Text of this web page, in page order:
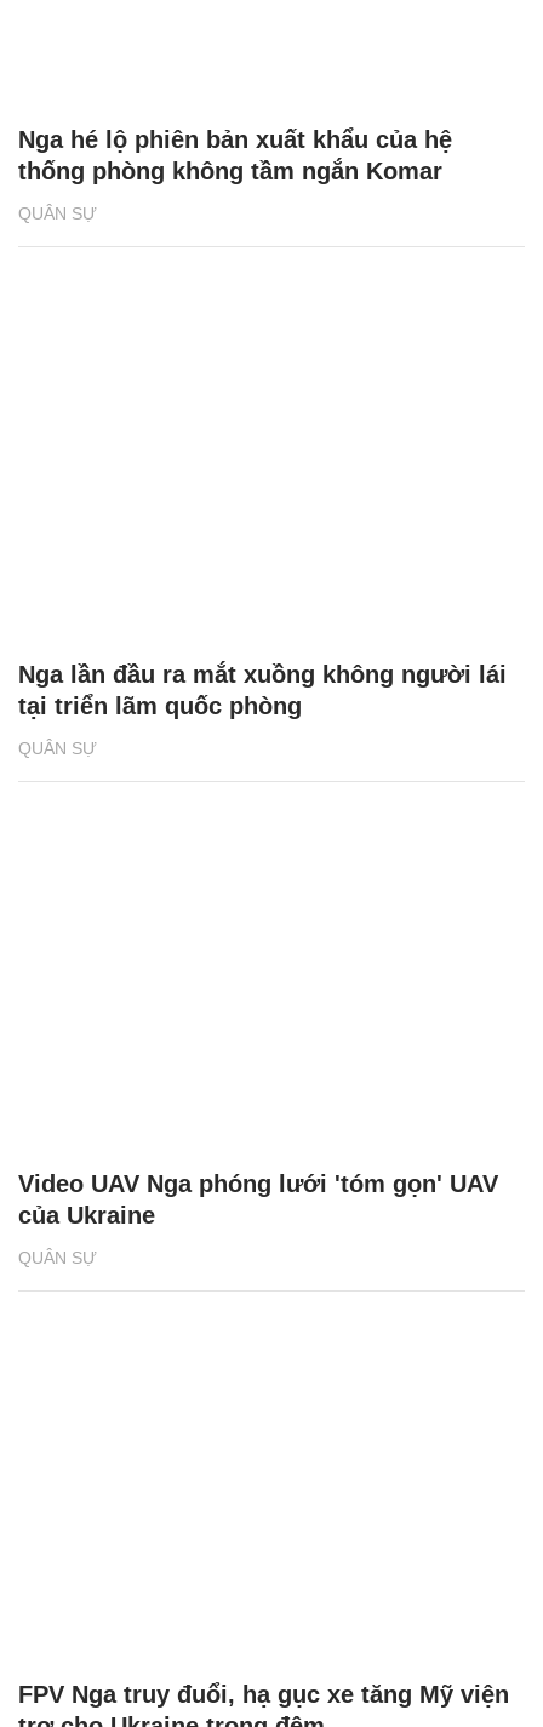
QUÂN SỰ
Nga hé lộ phiên bản xuất khẩu của hệ
thống phòng không tầm ngắn Komar
QUÂN SỰ
Nga lần đầu ra mắt xuồng không người lái
tại triển lãm quốc phòng
QUÂN SỰ
Video UAV Nga phóng lưới 'tóm gọn' UAV
của Ukraine
FPV Nga truy đuổi, hạ gục xe tăng Mỹ viện